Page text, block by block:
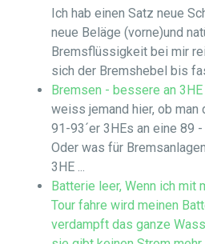
Ich hab einen Satz neue
neue Beläge (vorne)und
Bremsflüssigkeit bei mir
sich der Bremshebel bis
Bremsen - bessere an 3HE
weiss jemand hier, ob man
91-93´er 3HEs an eine 89
Oder was für
3HE ...
Batterie leer, Wenn ich mit
Tour fahre wird meinen
verdampft das ganze